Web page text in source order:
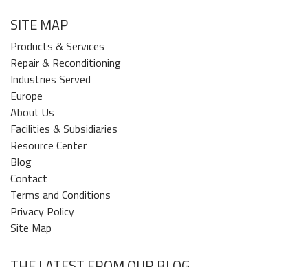
SITE MAP
Products & Services
Repair & Reconditioning
Industries Served
Europe
About Us
Facilities & Subsidiaries
Resource Center
Blog
Contact
Terms and Conditions
Privacy Policy
Site Map